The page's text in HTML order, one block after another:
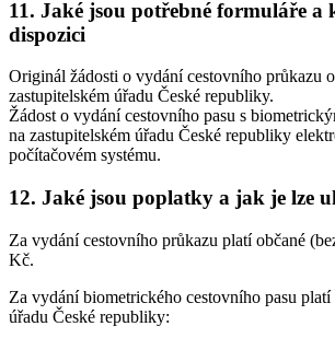
11. Jaké jsou potřebné formuláře a
dispozici
Originál žádosti o vydání cestovního průkazu
zastupitelském úřadu České republiky.
Žádost o vydání cestovního pasu s
na zastupitelském úřadu České republiky
počítačovém systému.
12. Jaké jsou poplatky a jak je lze
Za vydání cestovního průkazu platí občané
Kč.
Za vydání biometrického cestovního pasu platí
úřadu České republiky: